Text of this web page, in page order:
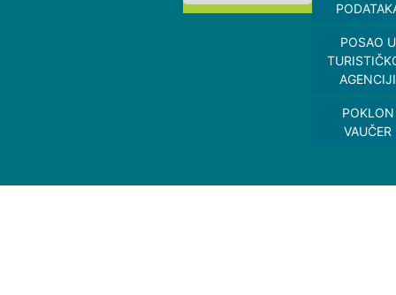
POSAO U
AGENCIJI
POKLON
VAUČER